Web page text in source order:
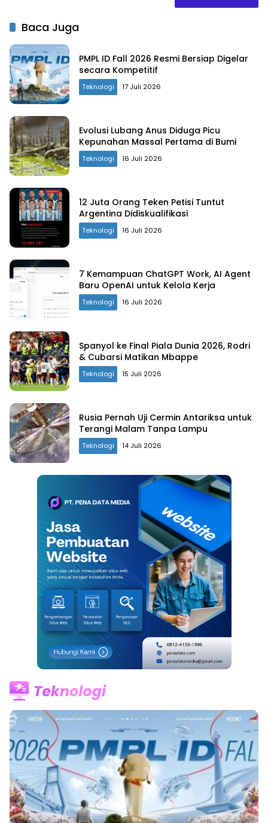
Baca Juga
PMPL ID Fall 2026 Resmi Bersiap Digelar
secara Kompetitif
Teknologi 17 Juli 2026
Evolusi Lubang Anus Diduga Picu
Kepunahan Massal Pertama di Bumi
Teknologi 16 Juli 2026
12 Juta Orang Teken Petisi Tuntut
Argentina Didiskualifikasi
Teknologi 16 Juli 2026
7 Kemampuan ChatGPT Work, AI Agent
Baru OpenAI untuk Kelola Kerja
Teknologi 16 Juli 2026
Spanyol ke Final Piala Dunia 2026, Rodri
& Cubarsi Matikan Mbappe
Teknologi 15 Juli 2026
Rusia Pernah Uji Cermin Antariksa untuk
Terangi Malam Tanpa Lampu
Teknologi 14 Juli 2026